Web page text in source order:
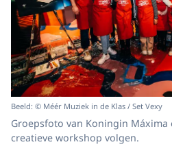
Beeld: © Méér Muziek in de Klas / Set Vexy
Groepsfoto van Koningin
creatieve workshop volgen.